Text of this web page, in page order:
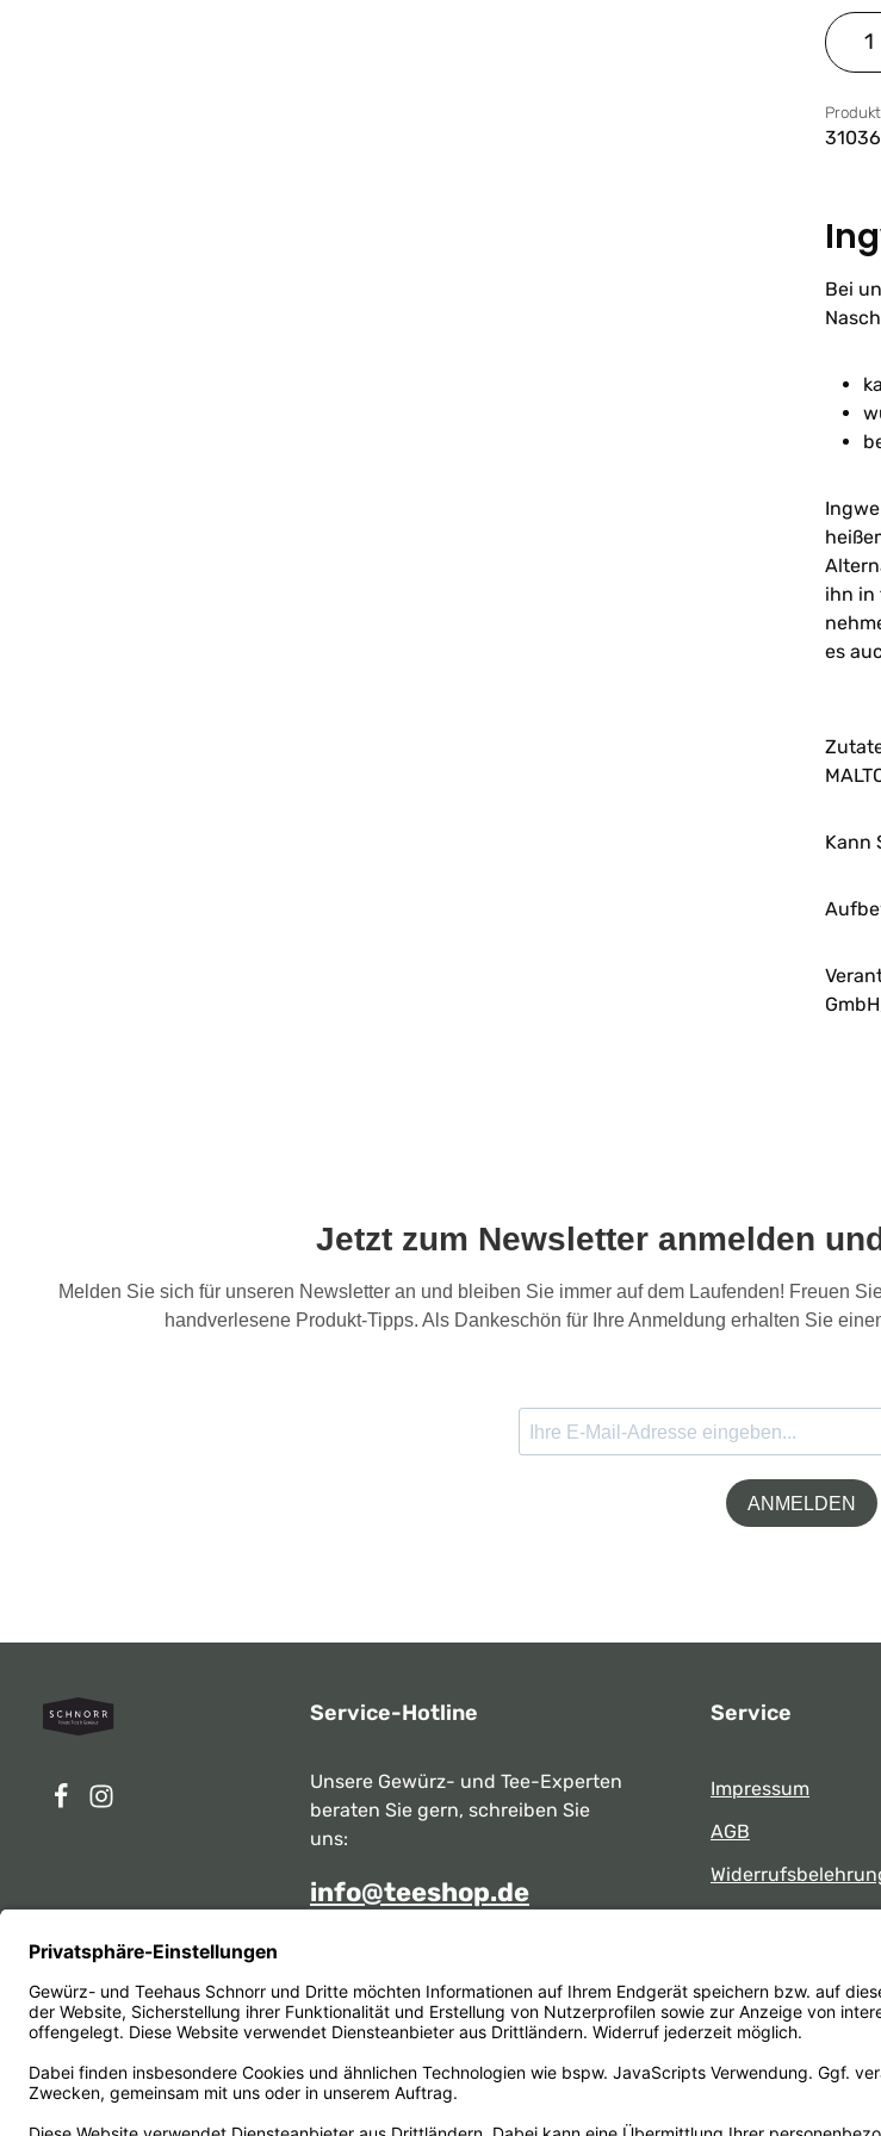
Bei
ihn in
es
Kann
Jetzt zum Newsletter anmelden
Melden Sie sich für unseren Newsletter an und bleiben Sie immer auf dem Laufenden! Freuen
handverlesene Produkt-Tipps. Als Dankeschön für Ihre Anmeldung erhalten Sie
ANMELDEN
Service-Hotline
Unsere Gewürz- und Tee-Experten
beraten Sie gern, schreiben Sie
uns:
info@teeshop.de
Mo - Sa zwischen 10:00 - 17:00 Uhr
unter:
Service
Impressum
AGB
Datenschutz